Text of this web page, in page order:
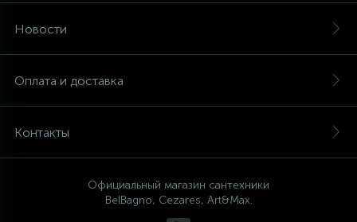
Новости
Оплата и доставка
Контакты
Официальный магазин сантехники
BelBagno, Cezares, Art&Max.